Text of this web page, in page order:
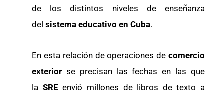
de los distintos niveles de enseñanza
del sistema educativo en Cuba.
En esta relación de operaciones de comercio
exterior se precisan las fechas en las que
la SREenvió millones de libros de texto a